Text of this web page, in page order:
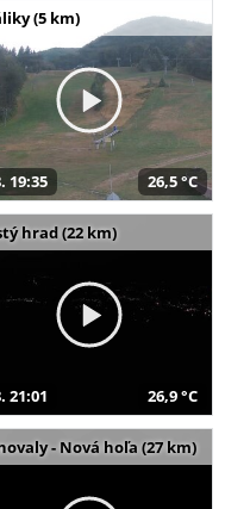
(5 km)
19:35 26,5 °C
hrad (22 km)
21:01 26,9 °C
- Nová hoľa (27 km)